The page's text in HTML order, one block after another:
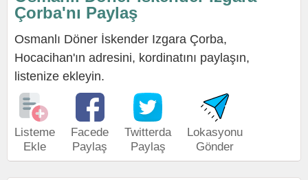
Çorba'nı Paylaş
Osmanlı Döner İskender Izgara Çorba,
Hocacihan'ın adresini, kordinatını paylaşın,
listenize ekleyin.
Listeme
Ekle
Facede
Paylaş
Twitterda
Paylaş
Lokasyonu
Gönder